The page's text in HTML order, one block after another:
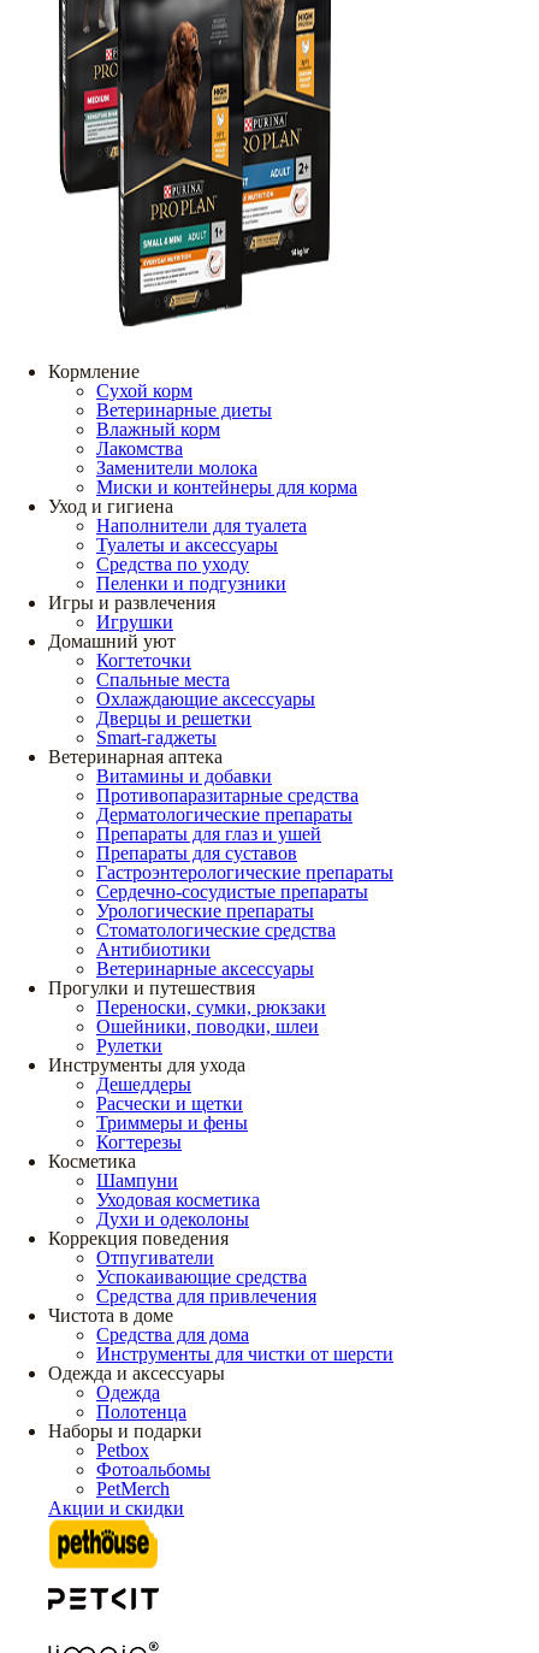
Кормление
Сухой корм
Ветеринарные диеты
Влажный корм
Лакомства
Заменители молока
Миски и контейнеры для корма
Уход и гигиена
Наполнители для туалета
Туалеты и аксессуары
Средства по уходу
Пеленки и подгузники
Игры и развлечения
Игрушки
Домашний уют
Когтеточки
Спальные места
Охлаждающие аксессуары
Дверцы и решетки
Smart-гаджеты
Ветеринарная аптека
Витамины и добавки
Противопаразитарные средства
Дерматологические препараты
Препараты для глаз и ушей
Препараты для суставов
Гастроэнтерологические препараты
Сердечно-сосудистые препараты
Урологические препараты
Стоматологические средства
Антибиотики
Ветеринарные аксессуары
Прогулки и путешествия
Переноски, сумки, рюкзаки
Ошейники, поводки, шлеи
Рулетки
Инструменты для ухода
Дешеддеры
Расчески и щетки
Триммеры и фены
Когтерезы
Косметика
Шампуни
Уходовая косметика
Духи и одеколоны
Коррекция поведения
Отпугиватели
Успокаивающие средства
Средства для привлечения
Чистота в доме
Средства для дома
Инструменты для чистки от шерсти
Одежда и аксессуары
Одежда
Полотенца
Наборы и подарки
Petbox
Фотоальбомы
PetMerch
Акции и скидки